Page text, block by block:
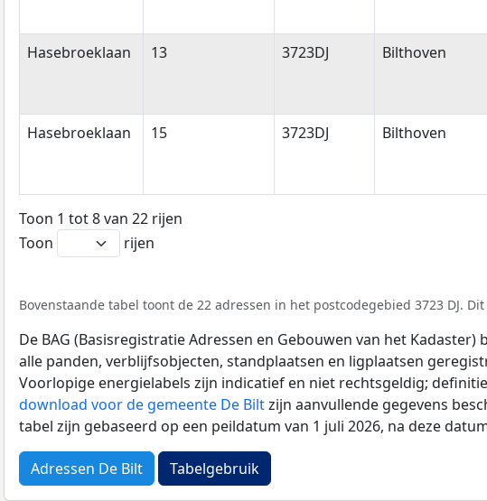
Hasebroeklaan 13 3723DJ Bilthoven
Hasebroeklaan 15 3723DJ Bilthoven
Toon 1 tot 8 van 22 rijen
Toon
rijen
Bovenstaande tabel toont de 22 adressen in het postcodegebied 3723 DJ.
De BAG (Basisregistratie Adressen en Gebouwen van het
alle panden, verblijfsobjecten, standplaatsen en ligplaatsen
Voorlopige energielabels zijn indicatief en niet rechtsgeldig;
download voor de gemeente De Biltzijn aanvullende gegevens
tabel zijn gebaseerd op een peildatum van 1 juli 2026, na deze
Adressen De Bilt Tabelgebruik